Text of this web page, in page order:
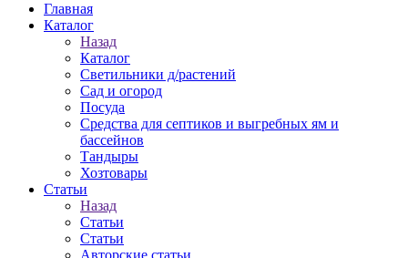
Главная
Каталог
Назад
Каталог
Светильники д/растений
Сад и огород
Посуда
Средства для септиков и выгребных ям и
бассейнов
Тандыры
Хозтовары
Статьи
Назад
Статьи
Статьи
Авторские статьи